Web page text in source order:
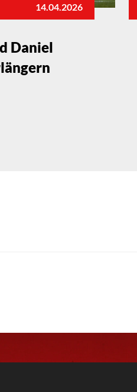
Daniel
14.04.2026